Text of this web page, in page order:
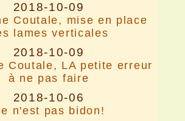
2018-10-09
Coutale, mise en place
lames verticales
2018-10-09
Coutale, LA petite erreur
à ne pas faire
2018-10-06
n'est pas bidon!